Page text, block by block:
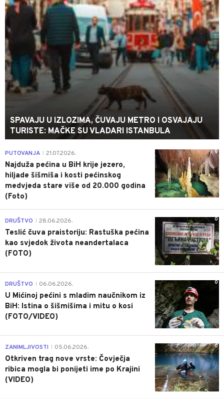
SPAVAJU U IZLOZIMA, ČUVAJU METRO I OSVAJAJU
TURISTE: MAČKE SU VLADARI ISTANBULA
0
PUTOVANJA 21.07.2026.
Najduža pećina u BiH krije jezero,
hiljade šišmiša i kosti pećinskog
medvjeda stare više od 20.000 godina
(Foto)
0
DRUŠTVO 28.06.2026.
Teslić čuva praistoriju: Rastuška pećina
kao svjedok života neandertalaca
(FOTO)
0
DRUŠTVO 06.06.2026.
U Mićinoj pećini s mladim naučnikom iz
BiH: Istina o šišmišima i mitu o kosi
(FOTO/VIDEO)
0
ZANIMLJIVOSTI 05.06.2026.
Otkriven trag nove vrste: Čovječja
ribica mogla bi ponijeti ime po Krajini
(VIDEO)